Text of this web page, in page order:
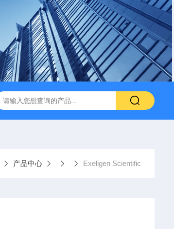
vero细胞vero细胞 大鼠肠微血管内皮细胞
产品中心 Exeligen Scientific